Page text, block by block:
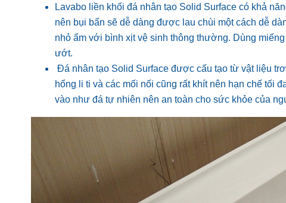
Lavabo liền khối đá nhân tạo Solid Surface có khả
nên bụi bẩn sẽ dễ dàng được lau chùi một cách dễ
nhỏ ẩm với bình xịt vệ sinh thông thường. Dùng
ướt.
Đá nhân tạo Solid Surface được cấu tạo từ vật liệu
hổng li ti và các mối nối cũng rất khít nên hạn chế tối
vào như đá tự nhiên nên an toàn cho sức khỏe của